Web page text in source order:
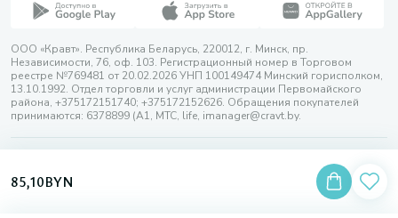
85,10BYN
ООО «Кравт». Республика Беларусь, 220012, г. Минск, пр.
Независимости, 76, оф. 103. Регистрационный номер в Торговом
реестре №769481 от 20.02.2026 УНП 100149474 Минский горисполком,
13.10.1992. Отдел торговли и услуг администрации Первомайского
района, +375172151740; +375172152626. Обращения покупателей
принимаются: 6378899 (А1, МТС, life, imanager@cravt.by.
Разработка сайта — SLAM
Выбор настроек Cookie